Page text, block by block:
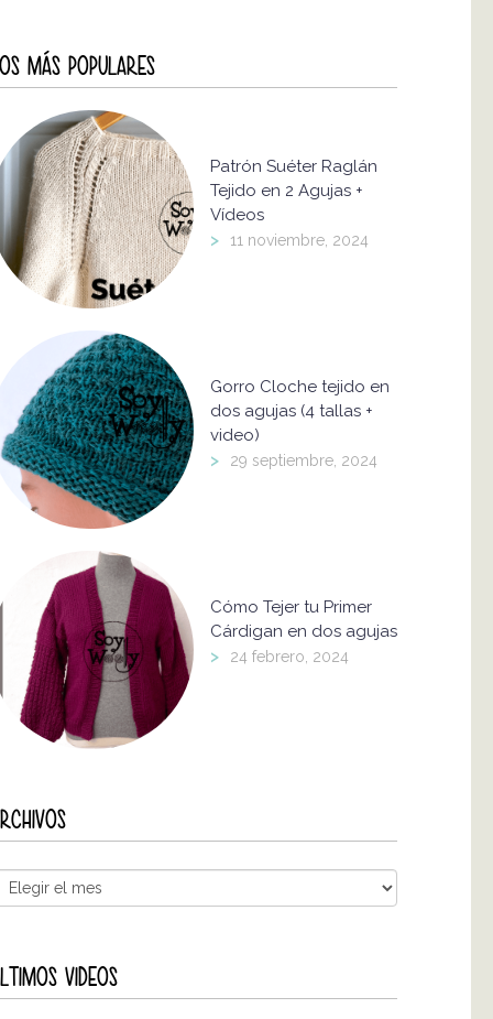
MÁS POPULARES
Patrón Suéter Raglán
Tejido en 2 Agujas +
Vídeos
> 11 noviembre, 2024
Gorro Cloche tejido en
dos agujas (4 tallas +
video)
> 29 septiembre, 2024
Cómo Tejer tu Primer
Cárdigan en dos agujas
> 24 febrero, 2024
VIDEOS